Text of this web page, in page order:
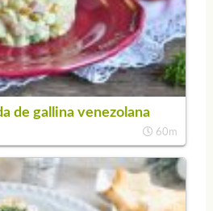
de gallina venezolana
60m